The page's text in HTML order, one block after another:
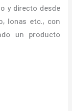
y directo desde
lonas etc., con
un producto